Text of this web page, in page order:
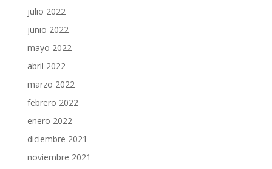
julio 2022
junio 2022
mayo 2022
abril 2022
marzo 2022
febrero 2022
enero 2022
diciembre 2021
noviembre 2021